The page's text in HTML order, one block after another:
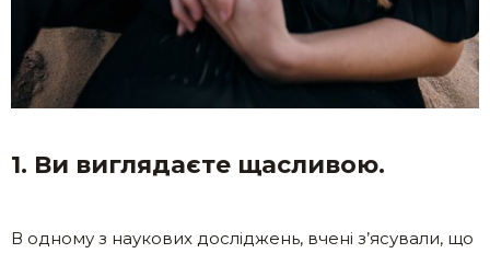
1. Ви виглядаєте щасливою.
В одному з наукових досліджень, вчені з’ясували, що